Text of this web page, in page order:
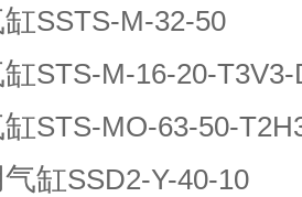
SSTS-M-32-50
STS-M-16-20-T3V3-
STS-MO-63-50-
缸SSD2-Y-40-10